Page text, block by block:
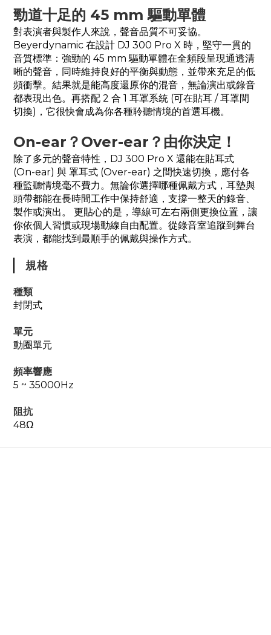
勁道十足的 45 mm 驅動單體
對表演者與製作人來說，聲音品質不可妥協。
Beyerdynamic 在設計 DJ 300 Pro X 時，堅守一貫的
音質標準：強勁的 45 mm 驅動單體在全頻段呈現通透清
晰的聲音，同時維持良好的平衡與動態，並帶來充足的低
頻衝擊。結果就是能高度還原你的混音，無論演出或錄音
都表現出色。再搭配 2 合 1 耳罩系統 (可在貼耳 / 耳罩間
切換)，它很快會成為你各種聆聽情境的首選耳機。
On-ear？Over-ear？由你決定！
除了多元的聲音特性，DJ 300 Pro X 還能在貼耳式
(On-ear) 與 罩耳式 (Over-ear) 之間快速切換，應付各
種監聽情境毫不費力。無論你選擇哪種佩戴方式，耳墊與
頭帶都能在長時間工作中保持舒適，支撐一整天的錄音、
製作或演出。 更貼心的是，導線可左右兩側更換位置，讓
你依個人習慣或現場動線自由配置。從錄音室追蹤到舞台
表演，都能找到最順手的佩戴與操作方式。
規格
種類
封閉式
單元
動圈單元
頻率響應
5 ~ 35000Hz
阻抗
48Ω